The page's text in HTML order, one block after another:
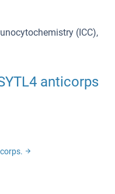
(ICC),
anticorps